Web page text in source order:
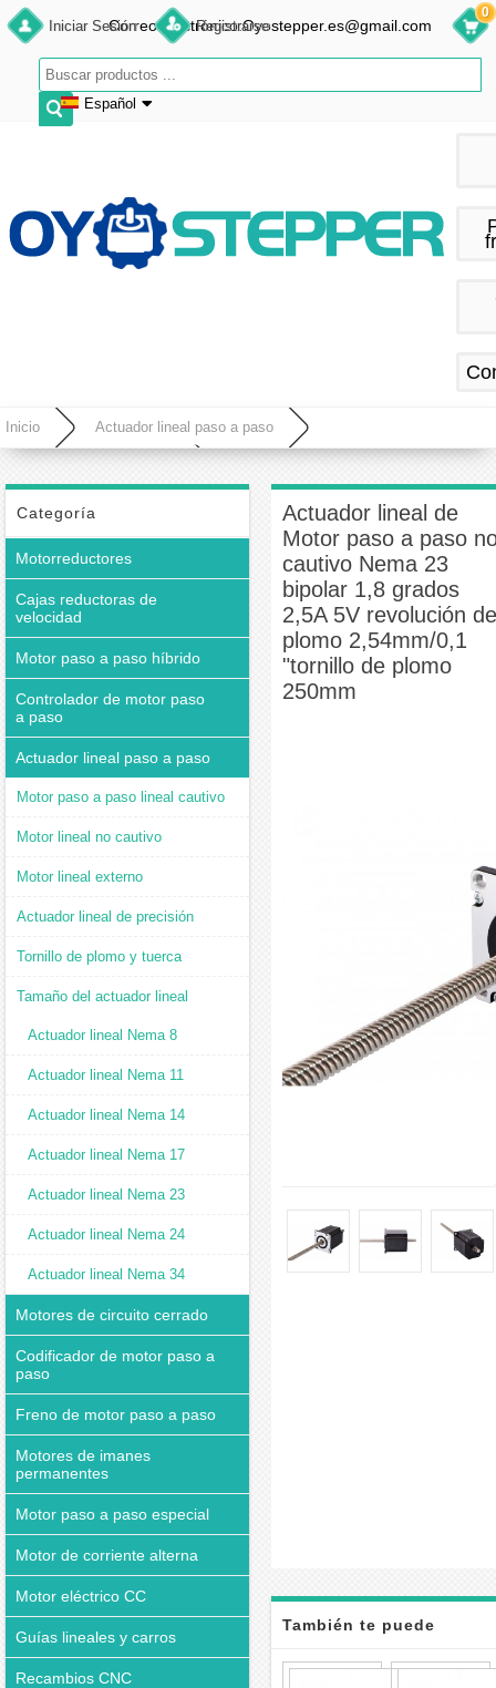
Iniciar Sesión Registrarse
Español
Français
Español
Correo electrónico:Oyostepper.es@gmail.com
0
Inicio Actuador lineal paso a paso
cautivo Nema 23 bipolar 1,8 grados 2,5A 5V revolución de plomo 2,54mm/0,1 "tornillo de
Categoría
Motorreductores
Cajas reductoras de
velocidad
Motor paso a paso híbrido
Controlador de motor paso
a paso
Actuador lineal paso a paso
Motor paso a paso lineal cautivo
Motor lineal no cautivo
Motor lineal externo
Actuador lineal de precisión
Tornillo de plomo y tuerca
Tamaño del actuador lineal
Actuador lineal Nema 8
Actuador lineal Nema 11
Actuador lineal Nema 14
Actuador lineal Nema 17
Actuador lineal Nema 23
Actuador lineal Nema 24
Actuador lineal Nema 34
Motores de circuito cerrado
Codificador de motor paso a
paso
Freno de motor paso a paso
Motores de imanes
permanentes
Motor paso a paso especial
Motor de corriente alterna
Motor eléctrico CC
Guías lineales y carros
Recambios CNC
Actuador lineal de
Motor paso a paso
cautivo Nema 23
bipolar 1,8 grados
2,5A 5V revolución de
plomo 2,54mm/0,1
"tornillo de plomo
250mm
También te puede
interesar